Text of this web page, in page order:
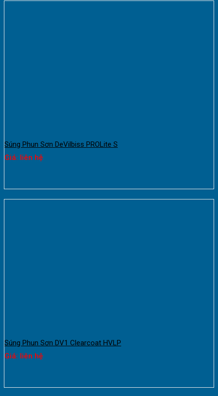
Súng Phun Sơn DeVilbiss PROLite S
Giá: liên hệ
Súng Phun Sơn DV1 Clearcoat HVLP
Giá: liên hệ